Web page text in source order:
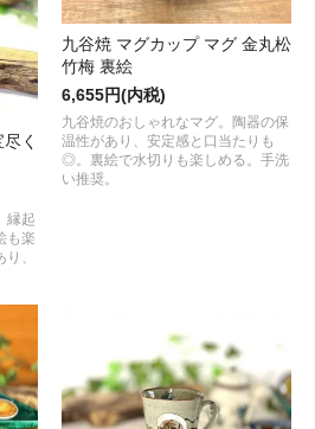
く
縁起
も楽
、
九谷焼 マグカップ マグ 金丸松
竹梅 裏絵
6,655円(内税)
九谷焼のおしゃれなマグ。陶器の保
温性があり、安定感と口当たりも
◎。裏絵で水切りも楽しめる。手洗
い推奨。